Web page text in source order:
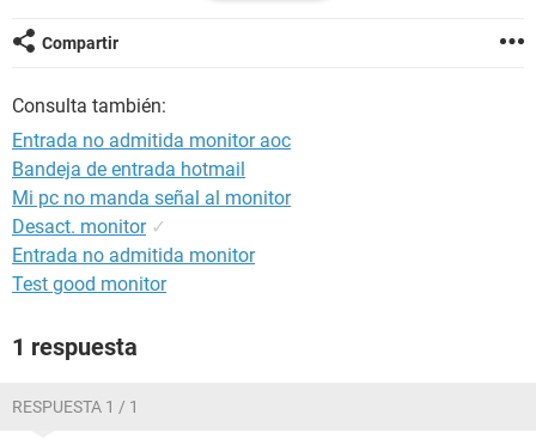
Puerto de comunicación Puerto de comunicaciones (COM1)
Puerto de comunicación ZTE Diagnostics Interface (COM3)
Puerto de comunicación Puerto de impresora (LPT1)
Monitor:
Tarjeta gráfica S3 Graphics ProSavageDDR (32 MB)
Acelerador 3D S3 ProSavageDDR (86c420)
Monitor AOC Spectrum 5E/5EA/5Elr/5ElrA [15" CRT]
(1324770568)
Compartir
Consulta también:
Entrada no admitida monitor aoc
Bandeja de entrada hotmail
Mi pc no manda señal al monitor
Desact. monitor ✓
Entrada no admitida monitor
Test good monitor
1 respuesta
RESPUESTA 1 / 1